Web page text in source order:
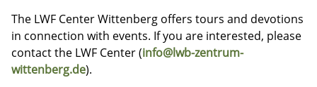
The LWF Center Wittenberg offers tours and devotions
in connection with events. If you are interested, please
contact the LWF Center (info@lwb-zentrum-
wittenberg.de).